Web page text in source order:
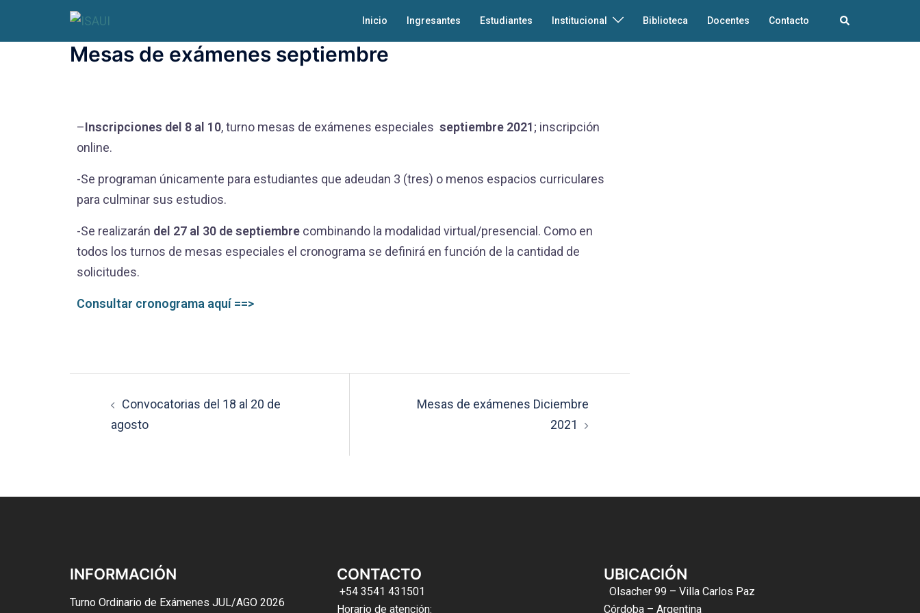
Inicio Ingresantes Estudiantes Institucional Biblioteca Docentes Contacto
Mesas de exámenes septiembre
–Inscripciones del 8 al 10, turno mesas de exámenes especiales septiembre 2021; inscripción
online.
-Se programan únicamente para estudiantes que adeudan 3 (tres) o menos espacios curriculares
para culminar sus estudios.
-Se realizarán del 27 al 30 de septiembre combinando la modalidad virtual/presencial. Como en
todos los turnos de mesas especiales el cronograma se definirá en función de la cantidad de
solicitudes.
Consultar cronograma aquí ==>
Convocatorias del 18 al 20 de
agosto
Mesas de exámenes Diciembre
2021
INFORMACIÓN
Turno Ordinario de Exámenes JUL/AGO 2026
CONTACTO
+54 3541 431501
Horario de atención:
UBICACIÓN
Olsacher 99 – Villa Carlos Paz
Córdoba – Argentina